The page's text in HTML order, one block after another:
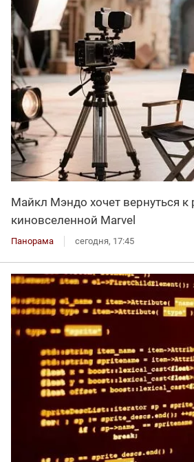
Майкл Мэндо хочет вернуться
киновселенной Marvel
Панорама сегодня, 17:45